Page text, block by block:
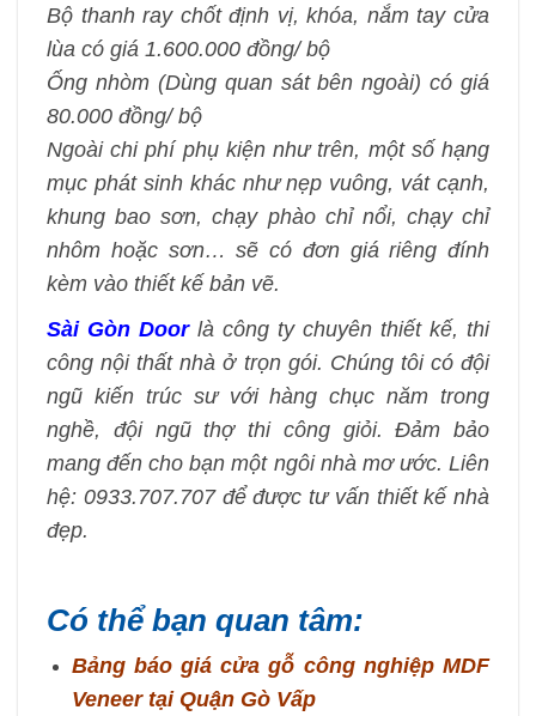
Bộ thanh ray chốt định vị, khóa, nắm tay cửa
lùa có giá 1.600.000 đồng/ bộ
Ống nhòm (Dùng quan sát bên ngoài) có giá
80.000 đồng/ bộ
Ngoài chi phí phụ kiện như trên, một số hạng
mục phát sinh khác như nẹp vuông, vát cạnh,
khung bao sơn, chạy phào chỉ nổi, chạy chỉ
nhôm hoặc sơn… sẽ có đơn giá riêng đính
kèm vào thiết kế bản vẽ.
Sài Gòn Doorlà công ty chuyên thiết kế, thi
công nội thất nhà ở trọn gói. Chúng tôi có đội
ngũ kiến trúc sư với hàng chục năm trong
nghề, đội ngũ thợ thi công giỏi. Đảm bảo
mang đến cho bạn một ngôi nhà mơ ước. Liên
hệ: 0933.707.707 để được tư vấn thiết kế nhà
đẹp.
Có thể bạn quan tâm:
Bảng báo giá cửa gỗ công nghiệp MDF
Veneer tại Quận Gò Vấp